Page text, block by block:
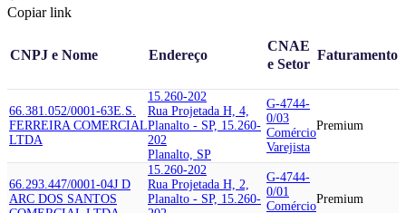
Copiar link
CNPJ e Nome Endereço
CNAE
e Setor
Faturamento
66.381.052/0001-63E.S.
FERREIRA COMERCIAL
LTDA
15.260-202
Rua Projetada H, 4,
Planalto - SP, 15.260-
202
Planalto, SP
G-4744-
0/03
Comércio
Varejista
Premium
66.293.447/0001-04J D
ARC DOS SANTOS
15.260-202
Rua Projetada H, 2,
Planalto - SP, 15.260-
G-4744-
0/01
Comércio
Premium